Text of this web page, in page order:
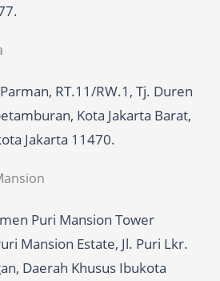
RT.11/RW.1, Tj. Duren
Kota Jakarta Barat,
Jakarta 11470.
Puri Mansion Tower
Mansion Estate, Jl. Puri Lkr.
Daerah Khusus Ibukota